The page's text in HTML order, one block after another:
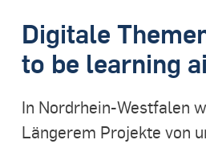
Digitale
to be learning
In Nordrhein-Westfalen
Längerem Projekte von